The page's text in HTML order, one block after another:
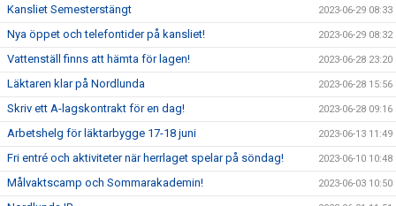
Kansliet Semesterstängt 2023-06-29 08:33
Nya öppet och telefontider på kansliet! 2023-06-29 08:32
Vattenställ finns att hämta för lagen! 2023-06-28 23:20
Läktaren klar på Nordlunda 2023-06-28 15:56
Skriv ett A-lagskontrakt för en dag! 2023-06-28 09:16
Arbetshelg för läktarbygge 17-18 juni 2023-06-13 11:49
Fri entré och aktiviteter när herrlaget spelar på söndag! 2023-06-10 10:48
Målvaktscamp och Sommarakademin! 2023-06-03 10:50